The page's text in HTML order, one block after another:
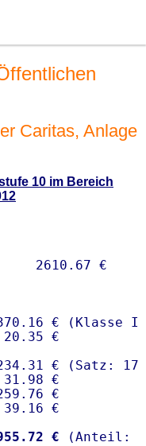
Caritas, Anlage
10 im Bereich
€ (Klasse I)
€
€ (Satz:
€
€
€
€